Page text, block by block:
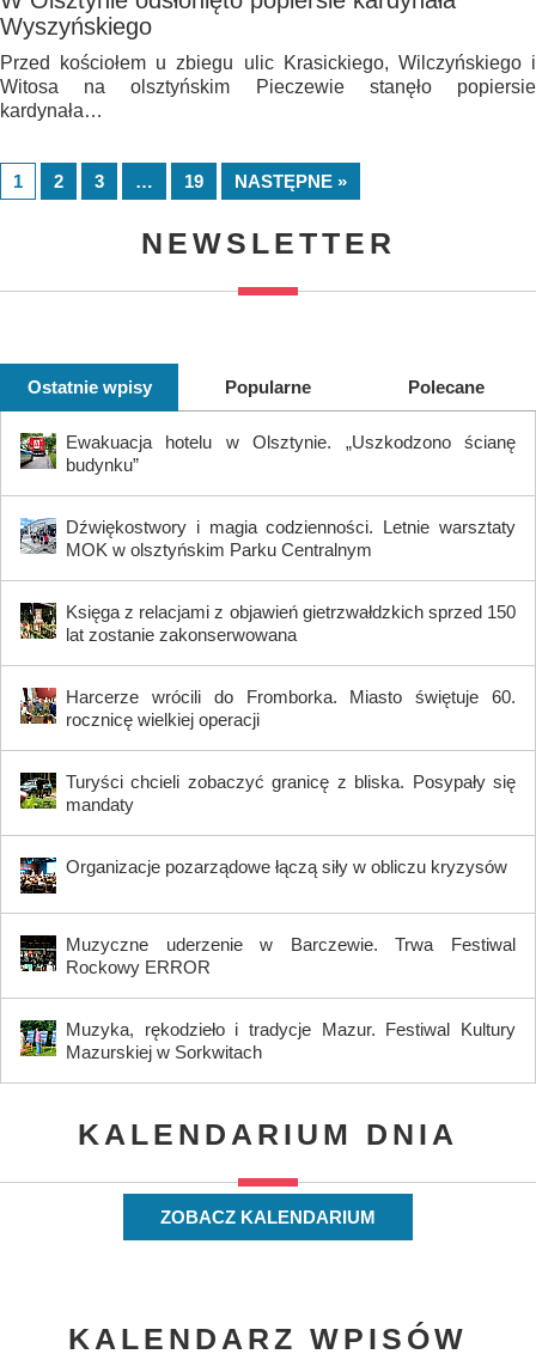
Wyszyńskiego
Przed kościołem u zbiegu ulic Krasickiego, Wilczyńskiego i
Witosa na olsztyńskim Pieczewie stanęło popiersie
kardynała…
1 2 3 … 19 NASTĘPNE »
NEWSLETTER
Ostatnie wpisy Popularne Polecane
Ewakuacja hotelu w Olsztynie. „Uszkodzono ścianę
budynku”
Dźwiękostwory i magia codzienności. Letnie warsztaty
MOK w olsztyńskim Parku Centralnym
Księga z relacjami z objawień gietrzwałdzkich sprzed 150
lat zostanie zakonserwowana
Harcerze wrócili do Fromborka. Miasto świętuje 60.
rocznicę wielkiej operacji
Turyści chcieli zobaczyć granicę z bliska. Posypały się
mandaty
Organizacje pozarządowe łączą siły w obliczu kryzysów
Muzyczne uderzenie w Barczewie. Trwa Festiwal
Rockowy ERROR
Muzyka, rękodzieło i tradycje Mazur. Festiwal Kultury
Mazurskiej w Sorkwitach
KALENDARIUM DNIA
ZOBACZ KALENDARIUM
KALENDARZ WPISÓW